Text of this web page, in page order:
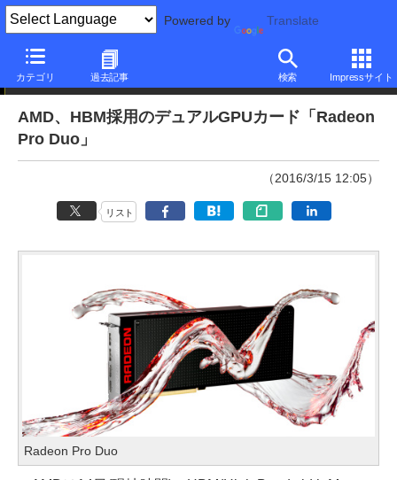
Powered by Translate
カテゴリ 過去記事 検索 Impressサイト
ニュース
AMD、HBM採用のデュアルGPUカード「Radeon
Pro Duo」
（2016/3/15 12:05）
リスト
Radeon Pro Duo